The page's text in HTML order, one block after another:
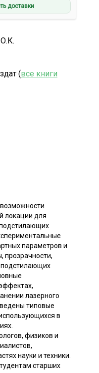
доставки
(все книги
локации для
параметров и
прозрачности,
подстилающих
лазерного
типовые
в
физиков и
науки и техники.
старших